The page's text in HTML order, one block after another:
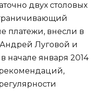
двух столовых
платежи, внесли в
Луговой и
начале января 2014